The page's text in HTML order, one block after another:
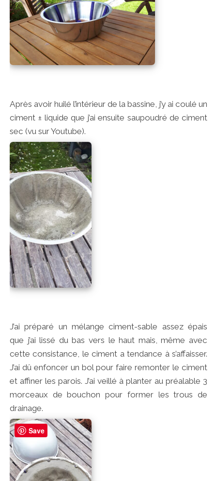
Après avoir huilé l’intérieur de la bassine, j’y ai coulé un
ciment ± liquide que j’ai ensuite saupoudré de ciment
sec (vu sur Youtube).
J’ai préparé un mélange ciment-sable assez épais
que j’ai lissé du bas vers le haut mais, même avec
cette consistance, le ciment a tendance à s’affaisser.
J’ai dû enfoncer un bol pour faire remonter le ciment
et affiner les parois. J’ai veillé à planter au préalable 3
morceaux de bouchon pour former les trous de
drainage.
Save